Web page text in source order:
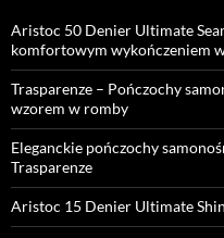
Aristoc 50 Denier Ultimate
komfortowym wykończeniem
Trasparenze – Pończochy
wzorem w romby
Eleganckie pończochy
Trasparenze
Aristoc 15 Denier Ultimate